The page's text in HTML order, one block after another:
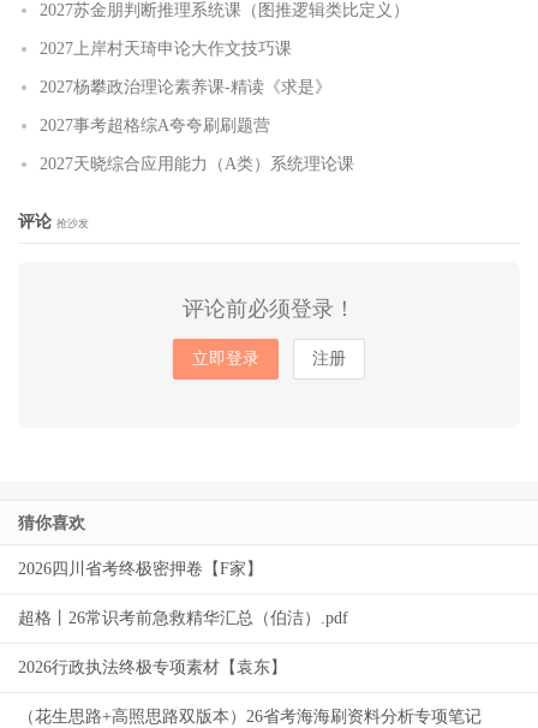
2027苏金朋判断推理系统课（图推逻辑类比定义）
2027上岸村天琦申论大作文技巧课
2027杨攀政治理论素养课-精读《求是》
2027事考超格综A夸夸刷刷题营
2027天晓综合应用能力（A类）系统理论课
评论 抢沙发
评论前必须登录！
立即登录 注册
猜你喜欢
2026四川省考终极密押卷【F家】
超格丨26常识考前急救精华汇总（伯洁）.pdf
2026行政执法终极专项素材【袁东】
（花生思路+高照思路双版本）26省考海海刷资料分析专项笔记